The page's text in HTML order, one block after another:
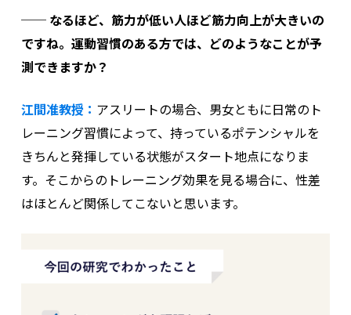
── なるほど、筋力が低い人ほど筋力向上が大きいの
ですね。運動習慣のある方では、どのようなことが予
測できますか？
江間准教授： アスリートの場合、男女ともに日常のト
レーニング習慣によって、持っているポテンシャルを
きちんと発揮している状態がスタート地点になりま
す。そこからのトレーニング効果を見る場合に、性差
はほとんど関係してこないと思います。